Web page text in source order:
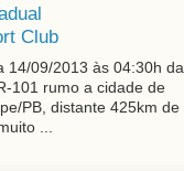
Club
14/09/2013 às 04:30h
101 rumo a cidade de
PB, distante 425km de
...